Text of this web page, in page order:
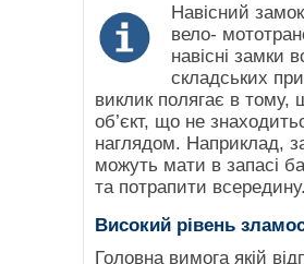
Навісний
вело-
навісні замки
складських
виклик полягає в
об’єкт, що не
наглядом. Наприклад,
можуть мати в запасі
та потрапити
Високий рівень
Головна вимога якій